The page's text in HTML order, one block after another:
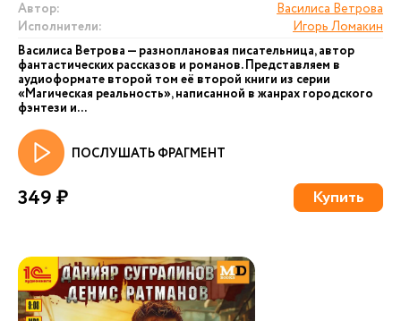
Автор:
Василиса Ветрова
Исполнители:
Игорь Ломакин
Василиса Ветрова — разноплановая писательница, автор
фантастических рассказов и романов. Представляем в
аудиоформате второй том её второй книги из серии
«Магическая реальность», написанной в жанрах городского
фэнтези и...
ПОСЛУШАТЬ ФРАГМЕНТ
349 ₽ Купить